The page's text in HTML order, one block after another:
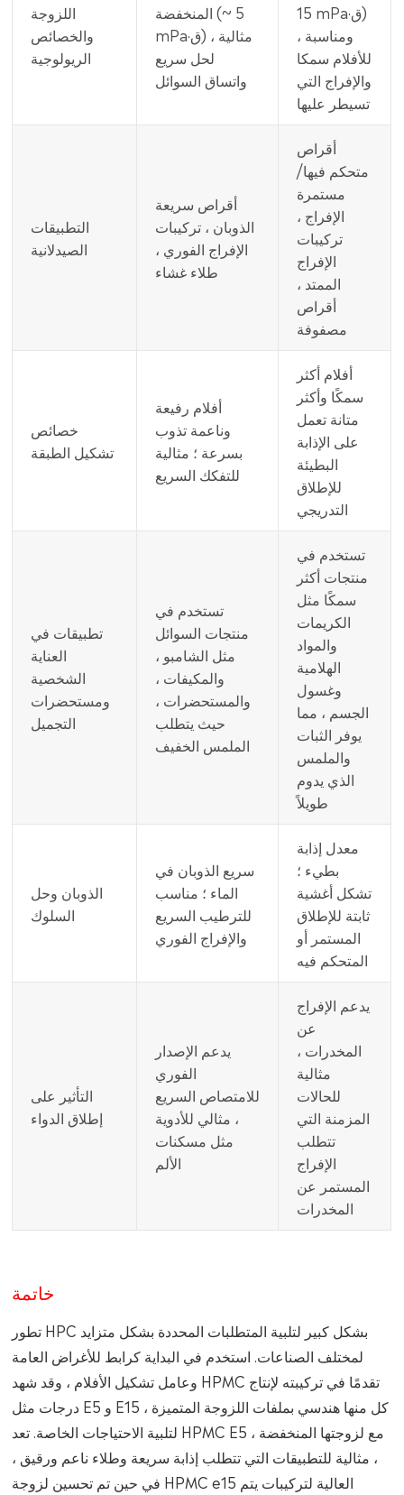
اللزوجة
والخصائص
الريولوجية
المنخفضة (~ 5
mPa·ق) ، مثالية
لحل سريع
واتساق السوائل
15 mPa·ق)
، ومناسبة
للأفلام سمكا
والإفراج التي
تسيطر عليها
التطبيقات
الصيدلانية
أقراص سريعة
الذوبان ، تركيبات
الإفراج الفوري ،
طلاء غشاء
أقراص
متحكم فيها/
مستمرة
الإفراج ،
تركيبات
الإفراج
الممتد ،
أقراص
مصفوفة
خصائص
تشكيل الطبقة
أفلام رفيعة
وناعمة تذوب
بسرعة ؛ مثالية
للتفكك السريع
أفلام أكثر
سمكًا وأكثر
متانة تعمل
على الإذابة
البطيئة
للإطلاق
التدريجي
تطبيقات في
العناية
الشخصية
ومستحضرات
التجميل
تستخدم في
منتجات السوائل
مثل الشامبو ،
والمكيفات ،
والمستحضرات ،
حيث يتطلب
الملمس الخفيف
تستخدم في
منتجات أكثر
سمكًا مثل
الكريمات
والمواد
الهلامية
وغسول
الجسم ، مما
يوفر الثبات
والملمس
الذي يدوم
طويلاً
الذوبان وحل
السلوك
سريع الذوبان في
الماء ؛ مناسب
للترطيب السريع
والإفراج الفوري
معدل إذابة
بطيء ؛
تشكل أغشية
ثابتة للإطلاق
المستمر أو
المتحكم فيه
التأثير على
إطلاق الدواء
يدعم الإصدار
الفوري
للامتصاص السريع
، مثالي للأدوية
مثل مسكنات
الألم
يدعم الإفراج
عن
المخدرات ،
مثالية
للحالات
المزمنة التي
تتطلب
الإفراج
المستمر عن
المخدرات
خاتمة
تطور HPC بشكل كبير لتلبية المتطلبات المحددة بشكل متزايد
لمختلف الصناعات. استخدم في البداية كرابط للأغراض العامة
وعامل تشكيل الأفلام ، وقد شهد HPMC تقدمًا في تركيبته لإنتاج
درجات مثل E5 و E15 ، كل منها هندسي بملفات اللزوجة المتميزة
لتلبية الاحتياجات الخاصة. تعد HPMC E5 ، مع لزوجتها المنخفضة
، مثالية للتطبيقات التي تتطلب إذابة سريعة وطلاء ناعم ورقيق ،
في حين تم تحسين لزوجة HPMC e15 العالية لتركيبات يتم